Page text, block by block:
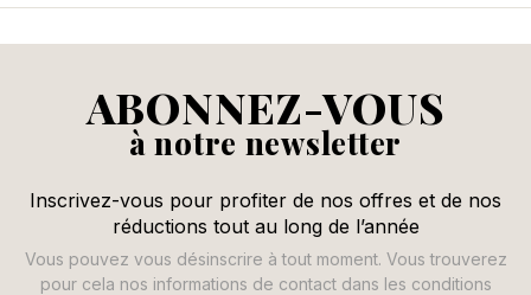
ABONNEZ-VOUS
à notre newsletter
Inscrivez-vous pour profiter de nos offres et de nos
réductions tout au long de l’année
Vous pouvez vous désinscrire à tout moment. Vous trouverez
pour cela nos informations de contact dans les conditions